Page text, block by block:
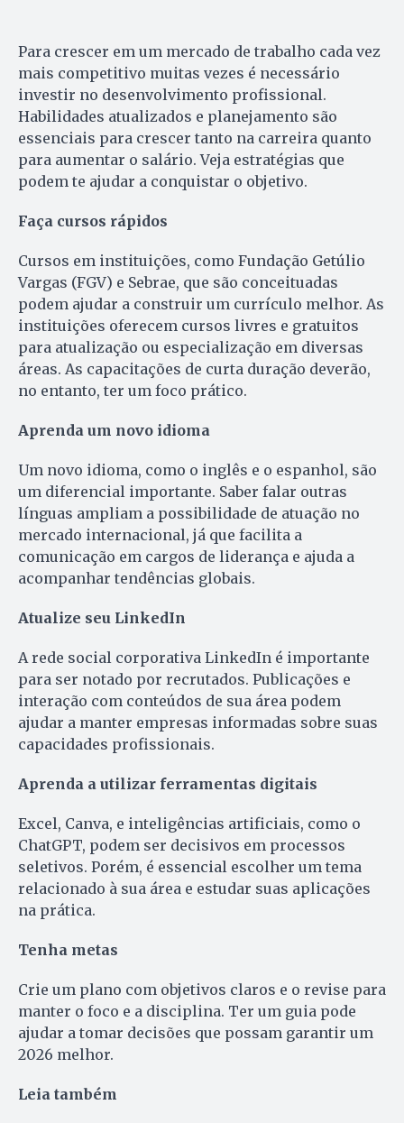
Para crescer em um mercado de trabalho cada vez
mais competitivo muitas vezes é necessário
investir no desenvolvimento profissional.
Habilidades atualizados e planejamento são
essenciais para crescer tanto na carreira quanto
para aumentar o salário. Veja estratégias que
podem te ajudar a conquistar o objetivo.
Faça cursos rápidos
Cursos em instituições, como Fundação Getúlio
Vargas (FGV) e Sebrae, que são conceituadas
podem ajudar a construir um currículo melhor. As
instituições oferecem cursos livres e gratuitos
para atualização ou especialização em diversas
áreas. As capacitações de curta duração deverão,
no entanto, ter um foco prático.
Aprenda um novo idioma
Um novo idioma, como o inglês e o espanhol, são
um diferencial importante. Saber falar outras
línguas ampliam a possibilidade de atuação no
mercado internacional, já que facilita a
comunicação em cargos de liderança e ajuda a
acompanhar tendências globais.
Atualize seu LinkedIn
A rede social corporativa LinkedIn é importante
para ser notado por recrutados. Publicações e
interação com conteúdos de sua área podem
ajudar a manter empresas informadas sobre suas
capacidades profissionais.
Aprenda a utilizar ferramentas digitais
Excel, Canva, e inteligências artificiais, como o
ChatGPT, podem ser decisivos em processos
seletivos. Porém, é essencial escolher um tema
relacionado à sua área e estudar suas aplicações
na prática.
Tenha metas
Crie um plano com objetivos claros e o revise para
manter o foco e a disciplina. Ter um guia pode
ajudar a tomar decisões que possam garantir um
2026 melhor.
Leia também